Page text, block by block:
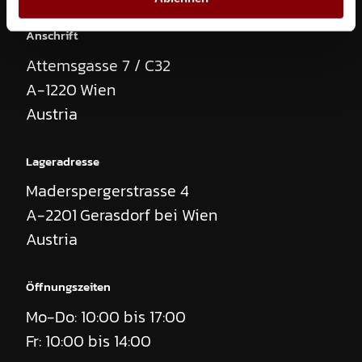
Anfrage:
Stückzahl
Leihbeginn
Leihende
Anschrift
Attemsgasse 7 / C32
A-1220 Wien
Austria
Lageradresse
Maderspergerstrasse 4
A-2201 Gerasdorf bei Wien
Austria
Öffnungszeiten
Mo-Do: 10:00 bis 17:00
Fr: 10:00 bis 14:00